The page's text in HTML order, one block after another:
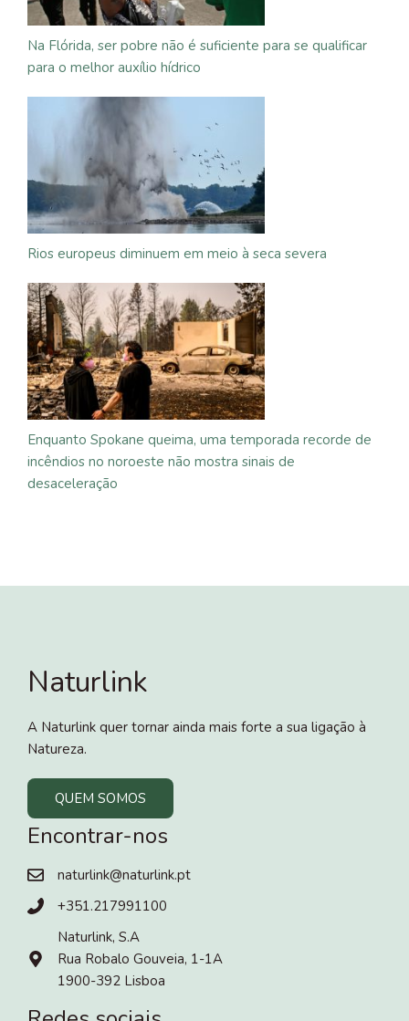
Na Flórida, ser pobre não é suficiente para se qualificar
para o melhor auxílio hídrico
Rios europeus diminuem em meio à seca severa
Enquanto Spokane queima, uma temporada recorde de
incêndios no noroeste não mostra sinais de
desaceleração
Naturlink
A Naturlink quer tornar ainda mais forte a sua ligação à
Natureza.
QUEM SOMOS
Encontrar-nos
naturlink@naturlink.pt
+351.217991100
Naturlink, S.A
Rua Robalo Gouveia, 1-1A
1900-392 Lisboa